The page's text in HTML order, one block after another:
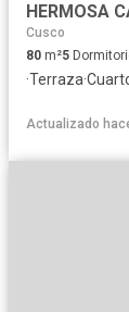
Cusco
80 m²5
·Terraza·
Actualizado